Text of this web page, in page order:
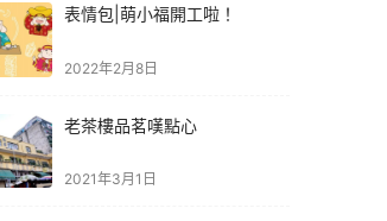
表情包|萌小福開工啦！
2022年2月8日
老茶樓品茗嘆點心
2021年3月1日